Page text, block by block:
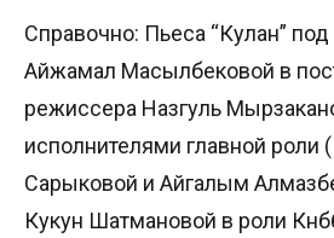
Справочно: Пьеса “Кулан”
Айжамал Масылбековой в
режиссера Назгуль
исполнителями главной роли
Сарыковой и Айгалым
Кукун Шатмановой в роли